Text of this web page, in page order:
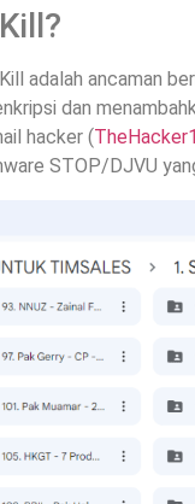
adalah ancaman
dan
hacker (
STOP/DJVU